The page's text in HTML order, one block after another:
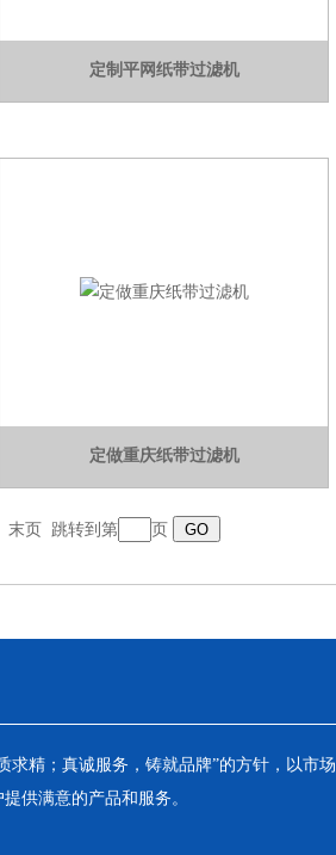
定制平网纸带过滤机
定做重庆纸带过滤机
末页 跳转到第 页
求精；真诚服务，铸就品牌”的方针，以市场
供满意的产品和服务。